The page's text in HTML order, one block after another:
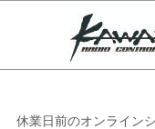
休業日前のオンライン